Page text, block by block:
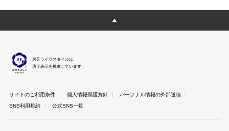
本サイトのサービスは予告なく中止または内容を変更する場合が
ございますのであらかじめご了承ください。
さま以外からのお問い合わせにはお答えできない場合があります
のであらかじめご了承ください。
東芝ライフスタイルは、
適正表示を推進しています。
サイトのご利用条件 個人情報保護方針
パーソナル情報の外部送信
SNS利用規約
公式SNS一覧